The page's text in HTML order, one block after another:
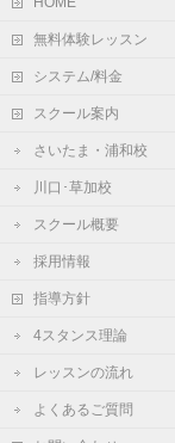
無料体験レッスン
システム/料金
スクール案内
さいたま・浦和校
川口･草加校
スクール概要
採用情報
指導方針
4スタンス理論
レッスンの流れ
よくあるご質問